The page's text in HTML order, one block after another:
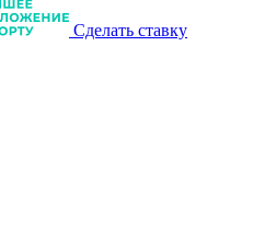
Сделать ставку